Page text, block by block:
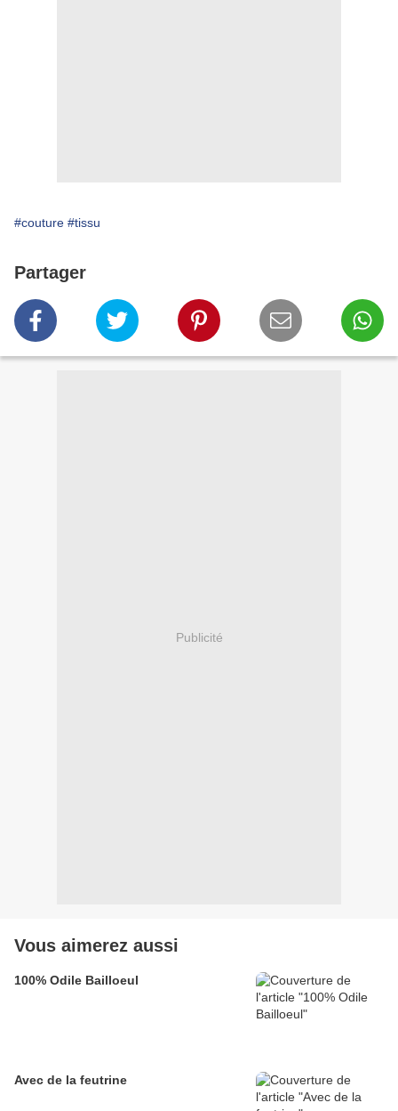
#couture #tissu
Partager
Publicité
Vous aimerez aussi
100% Odile Bailloeul
Avec de la feutrine